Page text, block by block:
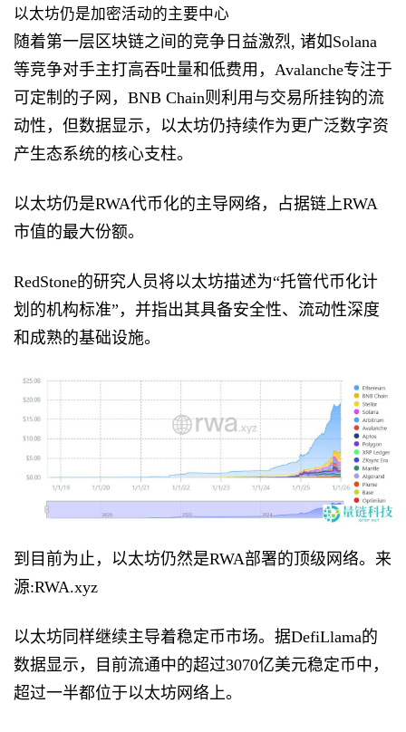
以太坊仍是加密活动的主要中心
随着第一层区块链之间的竞争日益激烈, 诸如Solana
等竞争对手主打高吞吐量和低费用，Avalanche专注于
可定制的子网，BNB Chain则利用与交易所挂钩的流
动性，但数据显示，以太坊仍持续作为更广泛数字资
产生态系统的核心支柱。
以太坊仍是RWA代币化的主导网络，占据链上RWA
市值的最大份额。
RedStone的研究人员将以太坊描述为“托管代币化计
划的机构标准”，并指出其具备安全性、流动性深度
和成熟的基础设施。
到目前为止，以太坊仍然是RWA部署的顶级网络。来
源:RWA.xyz
以太坊同样继续主导着稳定币市场。据DefiLlama的
数据显示，目前流通中的超过3070亿美元稳定币中，
超过一半都位于以太坊网络上。